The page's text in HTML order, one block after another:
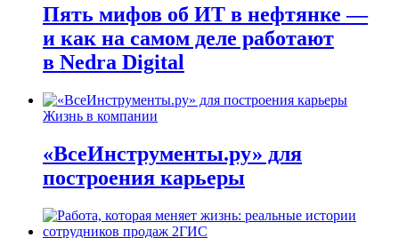
Пять мифов об ИТ в нефтянке —
и как на самом деле работают
в Nedra Digital
Жизнь в компании
«ВсеИнструменты.ру» для
построения карьеры